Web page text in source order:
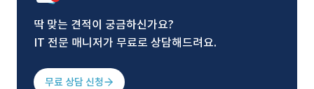
딱 맞는 견적이 궁금하신가요?
IT 전문 매니저가 무료로 상담해드려요.
무료 상담 신청